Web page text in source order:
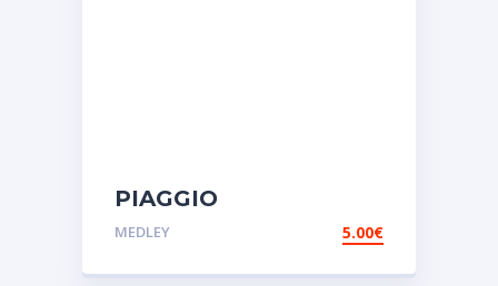
PIAGGIO
VACUUM.Αυτοκόλλητα
MEDLEY 5.00€